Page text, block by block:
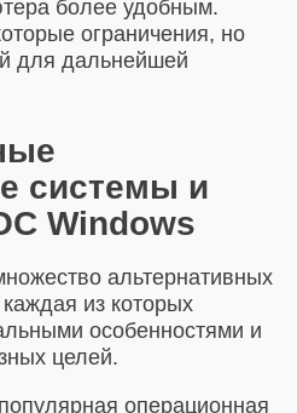
более удобным.
ограничения, но
для дальнейшей
системы и
Windows
альтернативных
из которых
особенностями и
целей.
операционная